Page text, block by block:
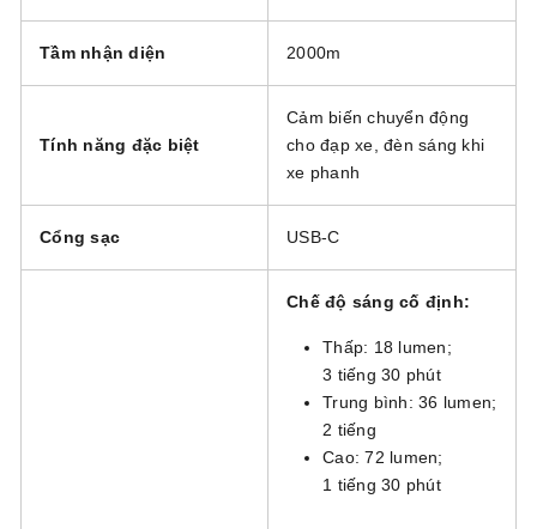
Tầm nhận diện 2000m
Tính năng đặc biệt
Cảm biến chuyển động
cho đạp xe, đèn sáng khi
xe phanh
Cổng sạc USB-C
Chế độ sáng cố định:
Thấp: 18 lumen;
3 tiếng 30 phút
Trung bình: 36 lumen;
2 tiếng
Cao: 72 lumen;
1 tiếng 30 phút